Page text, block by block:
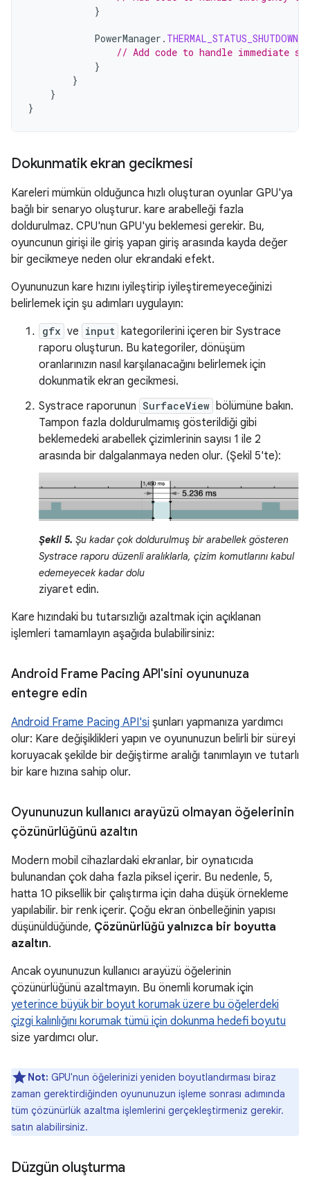
}
PowerManager . THERMAL_STATUS_SHUTDOWN
// Add code to handle immediate
}
}
}
}
Dokunmatik ekran gecikmesi
Kareleri mümkün olduğunca hızlı oluşturan oyunlar GPU'ya
bağlı bir senaryo oluşturur. kare arabelleği fazla
doldurulmaz. CPU'nun GPU'yu beklemesi gerekir. Bu,
oyuncunun girişi ile giriş yapan giriş arasında kayda değer
bir gecikmeye neden olur ekrandaki efekt.
Oyununuzun kare hızını iyileştirip iyileştiremeyeceğinizi
belirlemek için şu adımları uygulayın:
gfx ve input kategorilerini içeren bir Systrace
raporu oluşturun. Bu kategoriler, dönüşüm
oranlarınızın nasıl karşılanacağını belirlemek için
dokunmatik ekran gecikmesi.
Systrace raporunun SurfaceView bölümüne bakın.
Tampon fazla doldurulmamış gösterildiği gibi
beklemedeki arabellek çizimlerinin sayısı 1 ile 2
arasında bir dalgalanmaya neden olur. (Şekil 5'te):
Şekil 5. Şu kadar çok doldurulmuş bir arabellek gösteren
Systrace raporu düzenli aralıklarla, çizim komutlarını kabul
edemeyecek kadar dolu
ziyaret edin.
Kare hızındaki bu tutarsızlığı azaltmak için açıklanan
işlemleri tamamlayın aşağıda bulabilirsiniz:
Android Frame Pacing API'sini oyununuza
entegre edin
Android Frame Pacing API'si şunları yapmanıza yardımcı
olur: Kare değişiklikleri yapın ve oyununuzun belirli bir süreyi
koruyacak şekilde bir değiştirme aralığı tanımlayın ve tutarlı
bir kare hızına sahip olur.
Oyununuzun kullanıcı arayüzü olmayan öğelerinin
çözünürlüğünü azaltın
Modern mobil cihazlardaki ekranlar, bir oynatıcıda
bulunandan çok daha fazla piksel içerir. Bu nedenle, 5,
hatta 10 piksellik bir çalıştırma için daha düşük örnekleme
yapılabilir. bir renk içerir. Çoğu ekran önbelleğinin yapısı
düşünüldüğünde, Çözünürlüğü yalnızca bir boyutta
azaltın.
Ancak oyununuzun kullanıcı arayüzü öğelerinin
çözünürlüğünü azaltmayın. Bu önemli korumak için
yeterince büyük bir boyut korumak üzere bu öğelerdeki
çizgi kalınlığını korumak tümü için dokunma hedefi boyutu
size yardımcı olur.
Not: GPU'nun öğelerinizi yeniden boyutlandırması biraz
zaman gerektirdiğinden oyununuzun işleme sonrası adımında
tüm çözünürlük azaltma işlemlerini gerçekleştirmeniz gerekir.
satın alabilirsiniz.
Düzgün oluşturma